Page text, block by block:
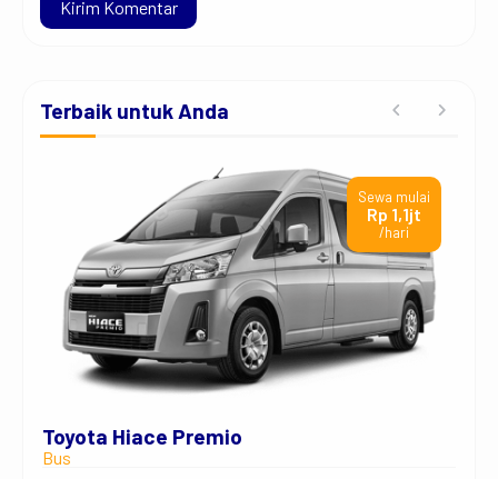
Terbaik untuk Anda
Toyota Hiace Premio
Bus
Sewa mulai
Rp 1,1jt
/hari